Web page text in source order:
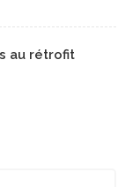
au rétrofit